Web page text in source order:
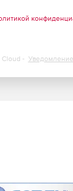
и командам.
Cloud -